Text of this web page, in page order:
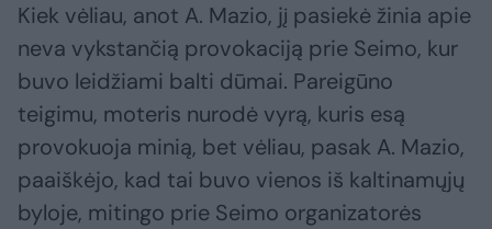
Kiek vėliau, anot A. Mazio, jį pasiekė žinia apie
neva vykstančią provokaciją prie Seimo, kur
buvo leidžiami balti dūmai. Pareigūno
teigimu, moteris nurodė vyrą, kuris esą
provokuoja minią, bet vėliau, pasak A. Mazio,
paaiškėjo, kad tai buvo vienos iš kaltinamųjų
byloje, mitingo prie Seimo organizatorės